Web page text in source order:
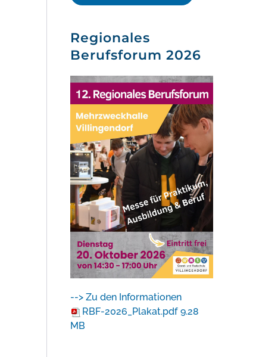
Regionales
Berufsforum 2026
--> Zu den Informationen
RBF-2026_Plakat.pdf 9.28
MB